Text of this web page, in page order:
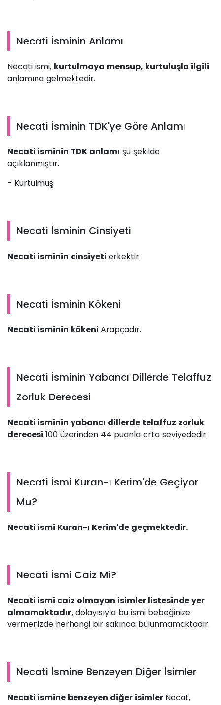
Necati İsminin Anlamı
Necati ismi, kurtulmaya mensup, kurtuluşla ilgili
anlamına gelmektedir.
Necati İsminin TDK'ye Göre Anlamı
Necati isminin TDK anlamı şu şekilde
açıklanmıştır.
- Kurtulmuş.
Necati İsminin Cinsiyeti
Necati isminin cinsiyeti erkektir.
Necati İsminin Kökeni
Necati isminin kökeni Arapçadır.
Necati İsminin Yabancı Dillerde Telaffuz
Zorluk Derecesi
Necati isminin yabancı dillerde telaffuz zorluk
derecesi 100 üzerinden 44 puanla orta seviyededir.
Necati İsmi Kuran-ı Kerim'de Geçiyor
Mu?
Necati ismi Kuran-ı Kerim'de geçmektedir.
Necati İsmi Caiz Mi?
Necati ismi caiz olmayan isimler listesinde yer
almamaktadır, dolayısıyla bu ismi bebeğinize
vermenizde herhangi bir sakınca bulunmamaktadır.
Necati İsmine Benzeyen Diğer İsimler
Necati ismine benzeyen diğer isimler Necat,